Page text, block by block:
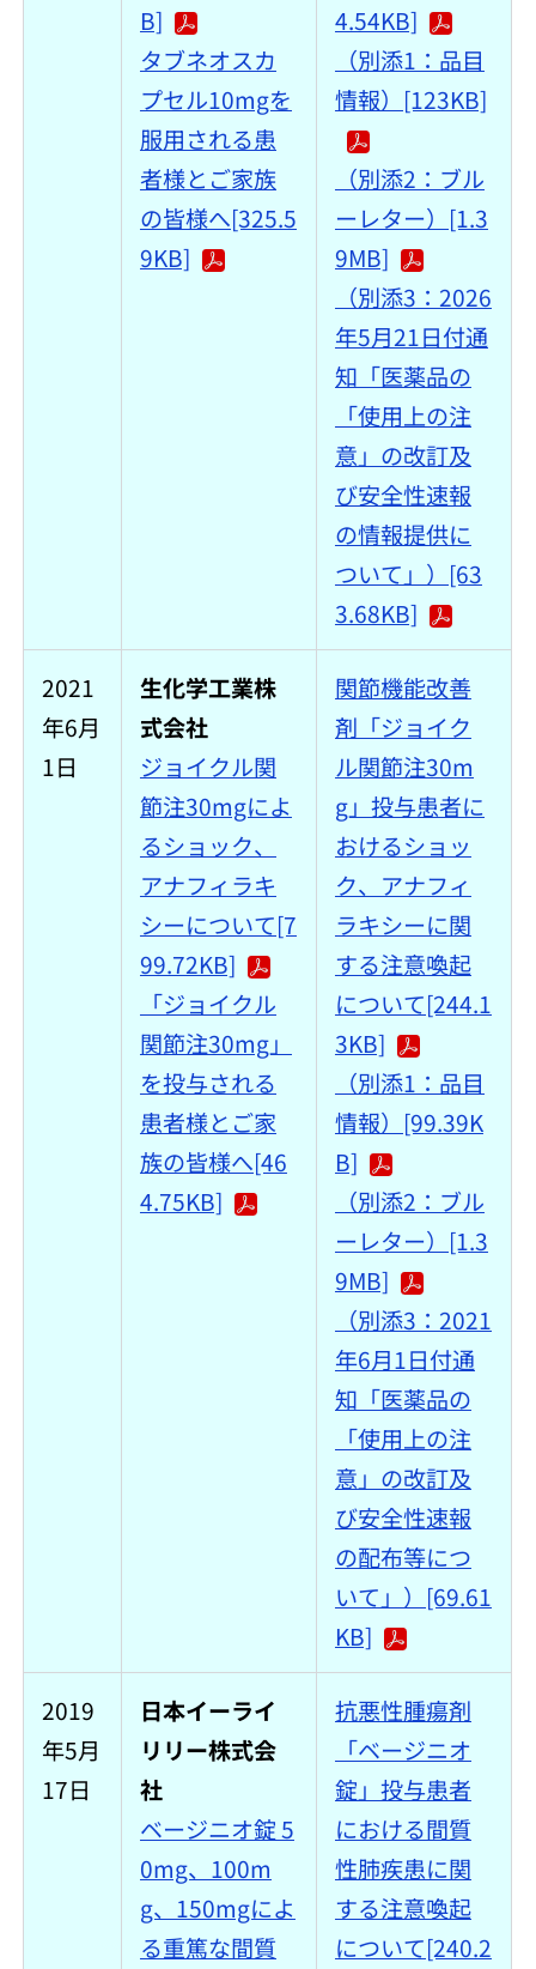
B]
タブネオスカ
プセル10mgを
服用される患
者様とご家族
の皆様へ[325.5
9KB]
4.54KB]
（別添1：品目
情報）[123KB]
（別添2：ブル
ーレター）[1.3
9MB]
（別添3：2026
年5月21日付通
知「医薬品の
「使用上の注
意」の改訂及
び安全性速報
の情報提供に
ついて」）[63
3.68KB]
2021
年6月
1日
生化学工業株
式会社
ジョイクル関
節注30mgによ
るショック、
アナフィラキ
シーについて[7
99.72KB]
「ジョイクル
関節注30mg」
を投与される
患者様とご家
族の皆様へ[46
4.75KB]
関節機能改善
剤「ジョイク
ル関節注30m
g」投与患者に
おけるショッ
ク、アナフィ
ラキシーに関
する注意喚起
について[244.1
3KB]
（別添1：品目
情報）[99.39K
B]
（別添2：ブル
ーレター）[1.3
9MB]
（別添3：2021
年6月1日付通
知「医薬品の
「使用上の注
意」の改訂及
び安全性速報
の配布等につ
いて」）[69.61
KB]
2019
年5月
17日
日本イーライ
リリー株式会
社
ベージニオ錠 5
0mg、100m
g、150mgによ
る重篤な間質
抗悪性腫瘍剤
「ベージニオ
錠」投与患者
における間質
性肺疾患に関
する注意喚起
について[240.2